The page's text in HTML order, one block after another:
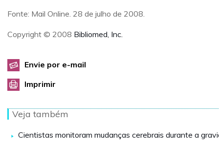
Fonte: Mail Online. 28 de julho de 2008.
Copyright © 2008 Bibliomed, Inc.
Envie por e-mail
Imprimir
Veja também
Cientistas monitoram mudanças cerebrais durante a